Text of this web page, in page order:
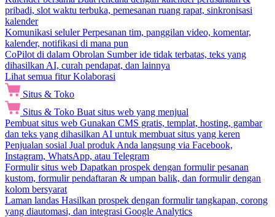
pribadi, slot waktu terbuka, pemesanan ruang rapat, sinkronisasi
kalender
Komunikasi seluler Perpesanan tim, panggilan video, komentar,
kalender, notifikasi di mana pun
CoPilot di dalam Obrolan Sumber ide tidak terbatas, teks yang
dihasilkan AI, curah pendapat, dan lainnya
Lihat semua fitur Kolaborasi
Situs & Toko
Situs & Toko Buat situs web yang menjual
Pembuat situs web Gunakan CMS gratis, templat, hosting, gambar
dan teks yang dihasilkan AI untuk membuat situs yang keren
Penjualan sosial Jual produk Anda langsung via Facebook,
Instagram, WhatsApp, atau Telegram
Formulir situs web Dapatkan prospek dengan formulir pesanan
kustom, formulir pendaftaran & umpan balik, dan formulir dengan
kolom bersyarat
Laman landas Hasilkan prospek dengan formulir tangkapan, corong
yang diautomasi, dan integrasi Google Analytics